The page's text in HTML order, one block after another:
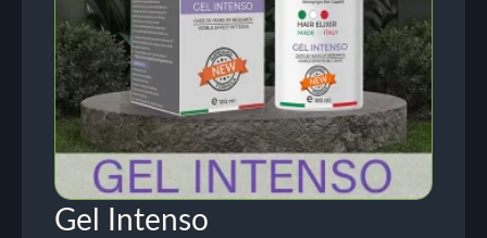
Gel Intenso